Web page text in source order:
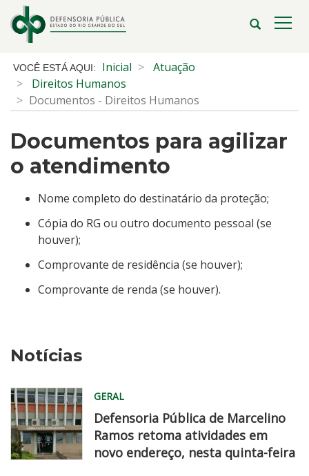
para
para
Abrir
Início
conteúdo
Inicial
Atuação
Direitos Humanos
Documentos - Direitos Humanos
Documentos para agilizar
o atendimento
Nome completo do destinatário da proteção;
Cópia do RG ou outro documento pessoal (se
houver);
Comprovante de residência (se houver);
Comprovante de renda (se houver).
Notícias
GERAL
Defensoria Pública de Marcelino
Ramos retoma atividades em
novo endereço, nesta quinta-feira